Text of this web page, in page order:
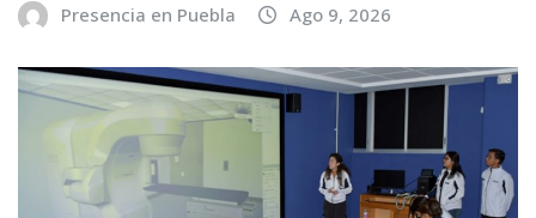
Presencia en Puebla Ago 9, 2026